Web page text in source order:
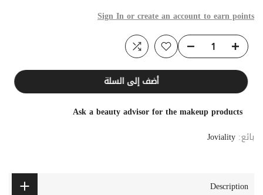
Sign In or create an account to earn points
أضف إلى السلة
Ask a beauty advisor for the makeup products
بائع: Joviality
Description